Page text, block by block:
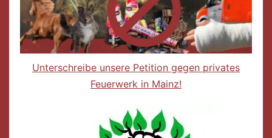
Unterschreibe unsere Petition gegen privates
Feuerwerk in Mainz!